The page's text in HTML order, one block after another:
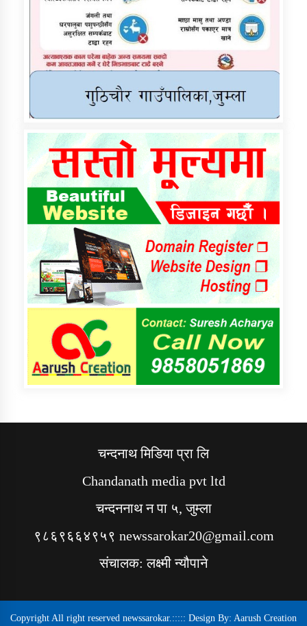
चन्दनाथ मिडिया प्रा लि
Chandanath media pvt ltd
चन्दननाथ न पा ५, जुम्ला
९८६९६६४९५९ newssarokar20@gmail.com
संचालक: लक्ष्मी न्यौपाने
Copyright All right reserved newssarokar.::::: Design By: Aarush Creation